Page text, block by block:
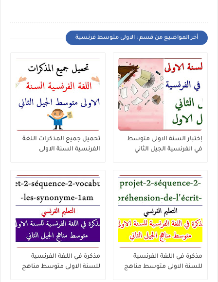
أخر المواضيع من قسم : الاولى متوسط فرنسية
إختبار السنة الاولى متوسط
في الفرنسية الجيل الثاني
تحميل جميع المذكرات اللغة
الفرنسية السنة الاولى
مذكرة في اللغة الفرنسية
للسنة الاولى متوسط مناهج
مذكرة في اللغة الفرنسية
للسنة الاولى متوسط مناهج